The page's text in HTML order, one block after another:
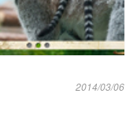
2014/03/06